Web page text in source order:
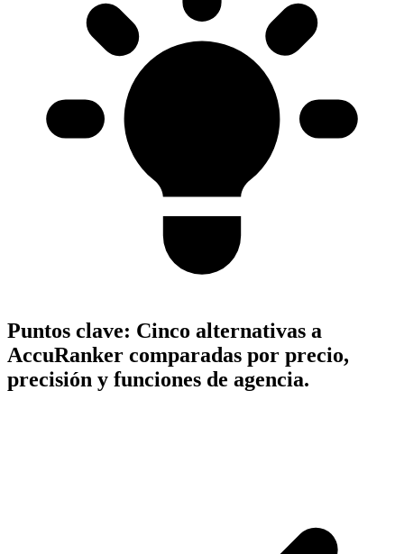
Puntos clave: Cinco alternativas a
AccuRanker comparadas por precio,
precisión y funciones de agencia.